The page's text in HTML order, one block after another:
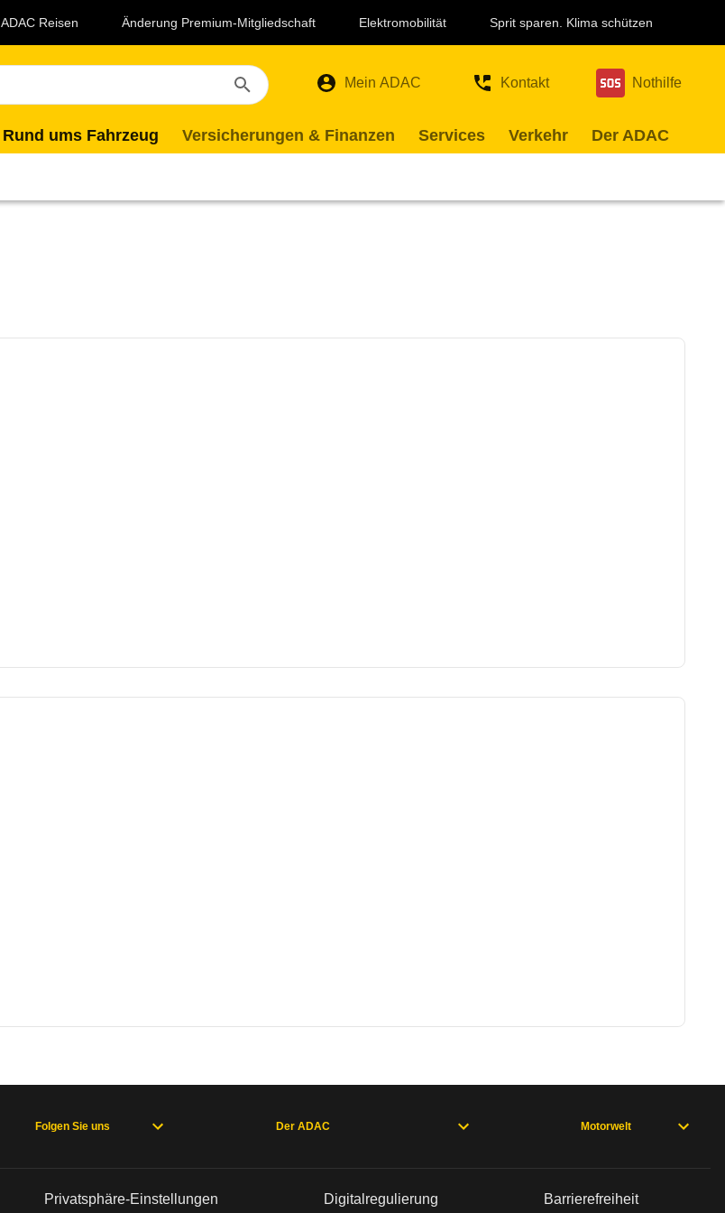
ADAC Reisen Änderung Premium-Mitgliedschaft Elektromobilität Sprit sparen. Klima schützen
Mein ADAC Kontakt Nothilfe
Rund ums Fahrzeug Versicherungen & Finanzen Services Verkehr Der ADAC
Folgen Sie uns Der ADAC Motorwelt
Privatsphäre-Einstellungen Digitalregulierung Barrierefreiheit